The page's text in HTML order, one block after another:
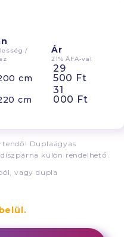
/
Ár
21% ÁFA-val
cm
29
500 Ft
cm
31
000 Ft
Duplaágyas
külön rendelhető.
vagy dupla